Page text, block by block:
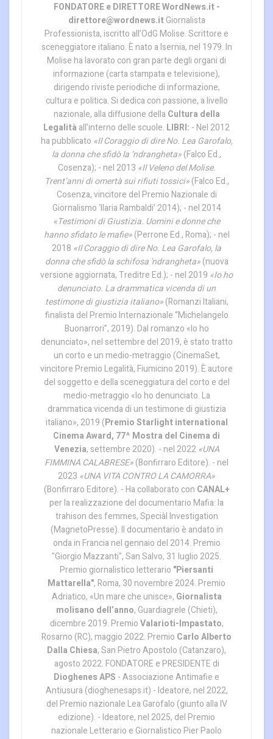
FONDATORE e DIRETTORE WordNews.it -
direttore@wordnews.itGiornalista
Professionista, iscritto all’OdG Molise. Scrittore e
sceneggiatore italiano. È nato a Isernia, nel 1979. In
Molise ha lavorato con gran parte degli organi di
informazione (carta stampata e televisione),
dirigendo riviste periodiche di informazione,
cultura e politica. Si dedica con passione, a livello
nazionale, alla diffusione della Cultura della
Legalità all’interno delle scuole. LIBRI: - Nel 2012
ha pubblicato «Il Coraggio di dire No. Lea Garofalo,
la donna che sfidò la ‘ndrangheta»(Falco Ed.,
Cosenza); - nel 2013 «Il Veleno del Molise.
Trent’anni di omertà sui rifiuti tossici»(Falco Ed.,
Cosenza, vincitore del Premio Nazionale di
Giornalismo ‘Ilaria Rambaldi’ 2014); - nel 2014
«Testimoni di Giustizia. Uomini e donne che
hanno sfidato le mafie»(Perrone Ed., Roma); - nel
2018 «Il Coraggio di dire No. Lea Garofalo, la
donna che sfidò la schifosa 'ndrangheta»(nuova
versione aggiornata, Treditre Ed.); - nel 2019 «Io ho
denunciato. La drammatica vicenda di un
testimone di giustizia italiano»(Romanzi Italiani,
finalista del Premio Internazionale “Michelangelo
Buonarrori”, 2019). Dal romanzo «Io ho
denunciato», nel settembre del 2019, è stato tratto
un corto e un medio-metraggio (CinemaSet,
vincitore Premio Legalità, Fiumicino 2019). È autore
del soggetto e della sceneggiatura del corto e del
medio-metraggio «Io ho denunciato. La
drammatica vicenda di un testimone di giustizia
italiano», 2019 (Premio Starlight international
Cinema Award, 77^ Mostra del Cinema di
Venezia, settembre 2020). - nel 2022«UNA
FIMMINA CALABRESE»(Bonfirraro Editore). - nel
2023 «UNA VITA CONTRO LA CAMORRA»
(Bonfirraro Editore). - Ha collaborato con CANAL+
per la realizzazione del documentario Mafia: la
trahison des femmes, Speciàl Investigation
(MagnetoPresse). Il documentario è andato in
onda in Francia nel gennaio del 2014. Premio
"Giorgio Mazzanti", San Salvo, 31 luglio 2025.
Premio giornalistico letterario "Piersanti
Mattarella", Roma, 30 novembre 2024. Premio
Adriatico, «Un mare che unisce», Giornalista
molisano dell’anno, Guardiagrele (Chieti),
dicembre 2019. PremioValarioti-Impastato,
Rosarno (RC), maggio 2022. Premio Carlo Alberto
Dalla Chiesa, San Pietro Apostolo (Catanzaro),
agosto 2022. FONDATORE e PRESIDENTE di
Dioghenes APS - Associazione Antimafie e
Antiusura (dioghenesaps.it) - Ideatore, nel 2022,
del Premio nazionale Lea Garofalo (giunto alla IV
edizione). - Ideatore, nel 2025, del Premio
nazionale Letterario e Giornalistico Pier Paolo